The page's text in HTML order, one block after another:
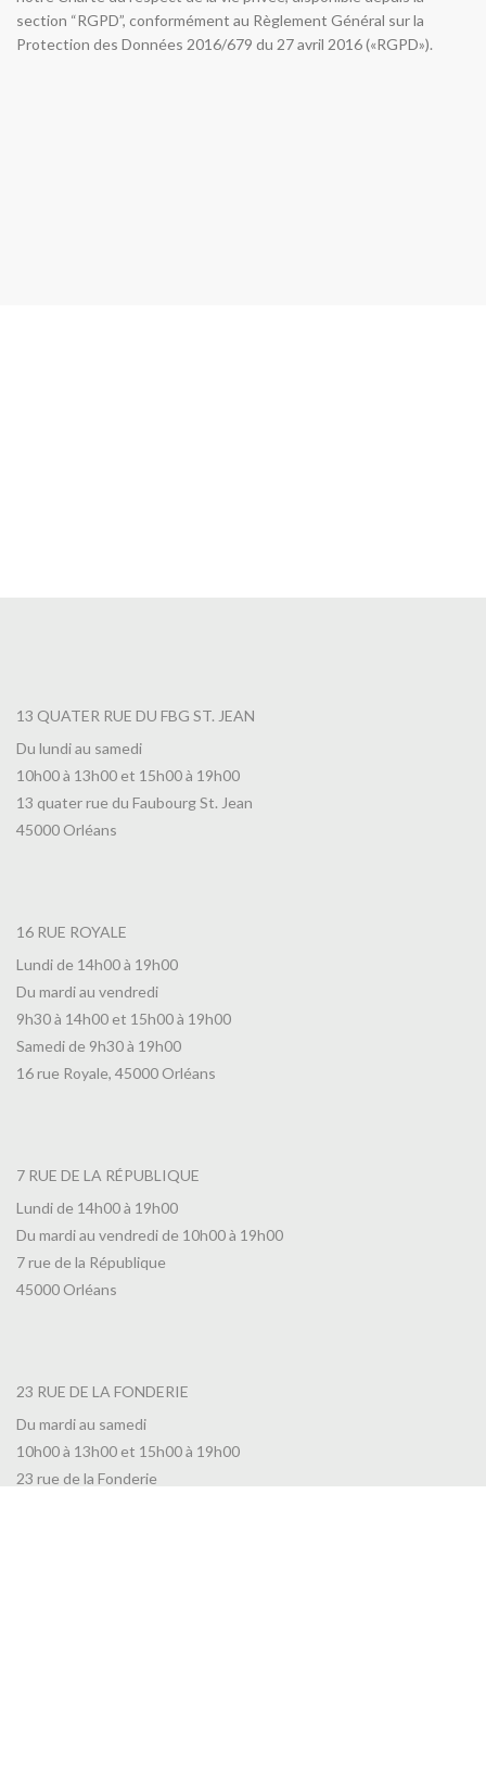
section “RGPD”, conformément au Règlement Général sur la
Protection des Données 2016/679 du 27 avril 2016 («RGPD»).
13 QUATER RUE DU FBG ST. JEAN
Du lundi au samedi
10h00 à 13h00 et 15h00 à 19h00
13 quater rue du Faubourg St. Jean
45000 Orléans
16 RUE ROYALE
Lundi de 14h00 à 19h00
Du mardi au vendredi
9h30 à 14h00 et 15h00 à 19h00
Samedi de 9h30 à 19h00
16 rue Royale, 45000 Orléans
7 RUE DE LA RÉPUBLIQUE
Lundi de 14h00 à 19h00
Du mardi au vendredi de 10h00 à 19h00
7 rue de la République
45000 Orléans
23 RUE DE LA FONDERIE
Du mardi au samedi
10h00 à 13h00 et 15h00 à 19h00
23 rue de la Fonderie